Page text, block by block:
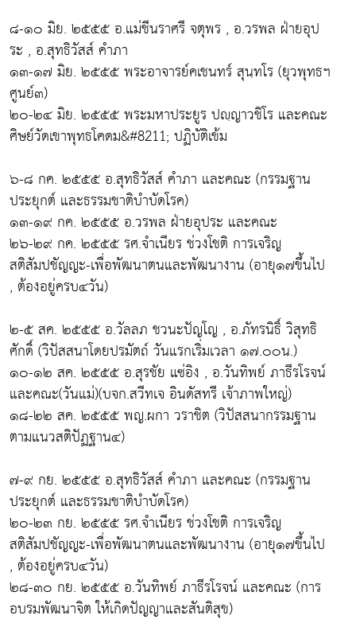
๘-๑๐ มิย. ๒๕๕๕ อ.แม่ชีนราศรี จตุพร , อ.วรพล ฝ่ายอุป
ระ , อ.สุทธิวัสส์ คำภา
๑๓-๑๗ มิย. ๒๕๕๕ พระอาจารย์คเชนทร์ สุนฺทโร (ยุวพุทธฯ
ศูนย์๓)
๒๐-๒๔ มิย. ๒๕๕๕ พระมหาประยูร ปญฺญาวชิโร และคณะ
ศิษย์วัดเขาพุทธโคดม&#8211; ปฏิบัติเข้ม
๖-๘ กค. ๒๕๕๕ อ.สุทธิวัสส์ คำภา และคณะ (กรรมฐาน
ประยุกต์ และธรรมชาติบำบัดโรค)
๑๓-๑๙ กค. ๒๕๕๕ อ.วรพล ฝ่ายอุประ และคณะ
๒๖-๒๙ กค. ๒๕๕๕ รศ.จำเนียร ช่วงโชติ การเจริญ
สติสัมปชัญญะ-เพื่อพัฒนาตนและพัฒนางาน (อายุ๑๗ขึ้นไป
, ต้องอยู่ครบ๔วัน)
๒-๕ สค. ๒๕๕๕ อ.วัลลภ ชวนะปัญโญ , อ.ภัทรนิธิ์ วิสุทธิ
ศักดิ์ (วิปัสสนาโดยปรมัตถ์ วันแรกเริ่มเวลา ๑๗.๐๐น.)
๑๐-๑๒ สค. ๒๕๕๕ อ.สุรชัย แซ่อิง , อ.วันทิพย์ ภาธีรโรจน์
และคณะ(วันแม่)(บจก.สวีทเจ อินดัสทรี เจ้าภาพใหญ่)
๑๘-๒๒ สค. ๒๕๕๕ พญ.ผกา วราชิต (วิปัสสนากรรมฐาน
ตามแนวสติปัฏฐาน๔)
๗-๙ กย. ๒๕๕๕ อ.สุทธิวัสส์ คำภา และคณะ (กรรมฐาน
ประยุกต์ และธรรมชาติบำบัดโรค)
๒๐-๒๓ กย. ๒๕๕๕ รศ.จำเนียร ช่วงโชติ การเจริญ
สติสัมปชัญญะ-เพื่อพัฒนาตนและพัฒนางาน (อายุ๑๗ขึ้นไป
, ต้องอยู่ครบ๔วัน)
๒๘-๓๐ กย. ๒๕๕๕ อ.วันทิพย์ ภาธีรโรจน์ และคณะ (การ
อบรมพัฒนาจิต ให้เกิดปัญญาและสันติสุข)